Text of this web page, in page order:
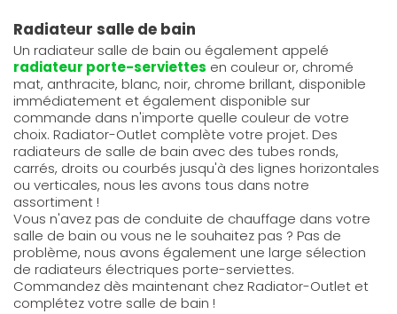
Radiateur salle de bain
Un radiateur salle de bain ou également appelé
radiateur porte-serviettes en couleur or, chromé
mat, anthracite, blanc, noir, chrome brillant, disponible
immédiatement et également disponible sur
commande dans n'importe quelle couleur de votre
choix. Radiator-Outlet complète votre projet. Des
radiateurs de salle de bain avec des tubes ronds,
carrés, droits ou courbés jusqu'à des lignes horizontales
ou verticales, nous les avons tous dans notre
assortiment !
Vous n'avez pas de conduite de chauffage dans votre
salle de bain ou vous ne le souhaitez pas ? Pas de
problème, nous avons également une large sélection
de radiateurs électriques porte-serviettes.
Commandez dès maintenant chez Radiator-Outlet et
complétez votre salle de bain !